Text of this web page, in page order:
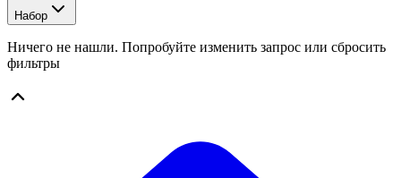
Набор
Ничего не нашли. Попробуйте изменить запрос или сбросить
фильтры